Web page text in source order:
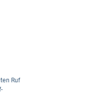
Ruf